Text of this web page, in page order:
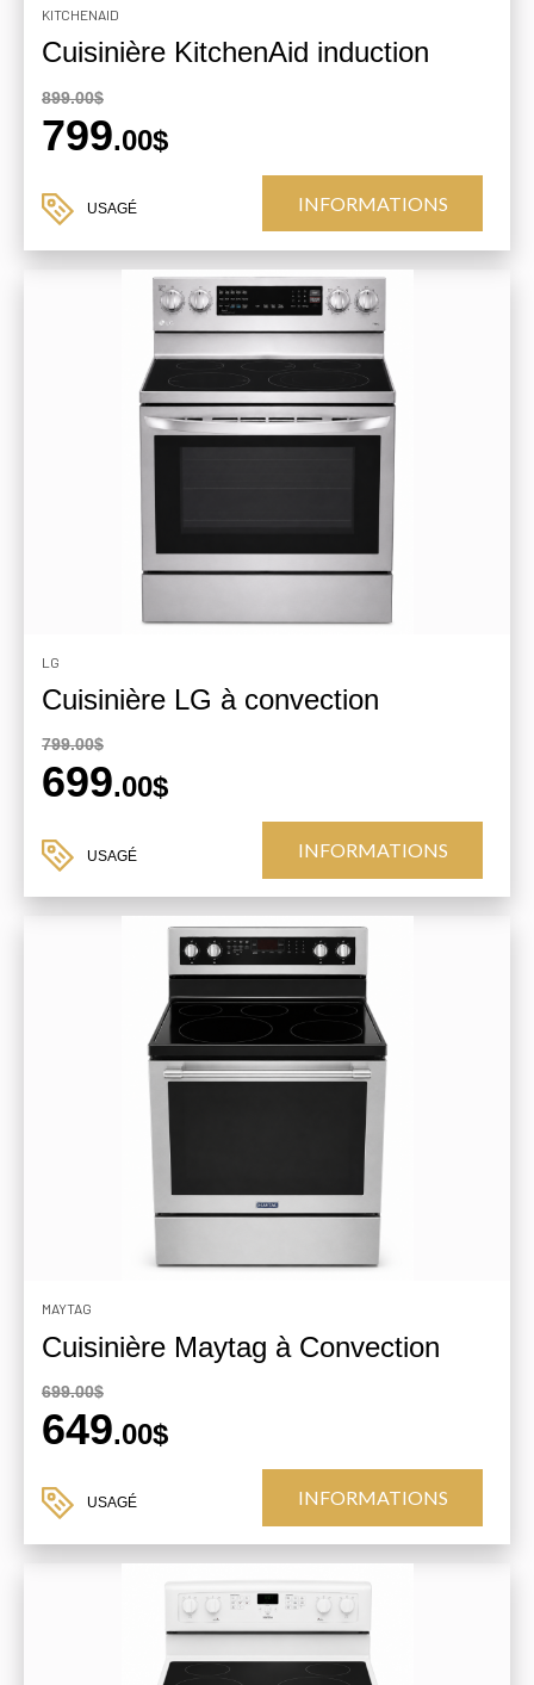
KITCHENAID
Cuisinière KitchenAid induction
899.00$
799.00$
USAGÉ INFORMATIONS
LG
Cuisinière LG à convection
799.00$
699.00$
USAGÉ INFORMATIONS
MAYTAG
Cuisinière Maytag à Convection
699.00$
649.00$
USAGÉ INFORMATIONS